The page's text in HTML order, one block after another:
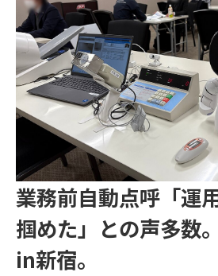
業務前自動点呼「運
掴めた」との声多数
in新宿。